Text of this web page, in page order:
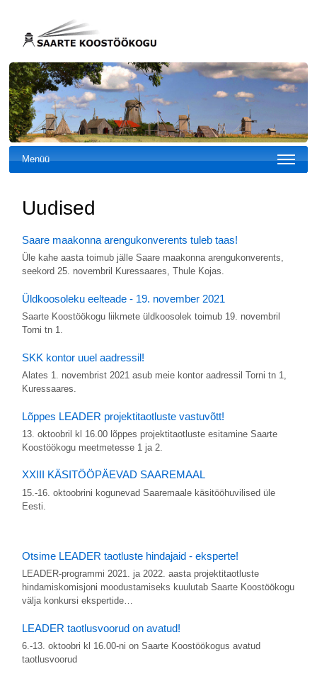
Menüü
Uudised
Saare maakonna arengukonverents tuleb taas!
Üle kahe aasta toimub jälle Saare maakonna arengukonverents,
seekord 25. novembril Kuressaares, Thule Kojas.
Üldkoosoleku eelteade - 19. november 2021
Saarte Koostöökogu liikmete üldkoosolek toimub 19. novembril
Torni tn 1.
SKK kontor uuel aadressil!
Alates 1. novembrist 2021 asub meie kontor aadressil Torni tn 1,
Kuressaares.
Lõppes LEADER projektitaotluste vastuvõtt!
13. oktoobril kl 16.00 lõppes projektitaotluste esitamine Saarte
Koostöökogu meetmetesse 1 ja 2.
XXIII KÄSITÖÖPÄEVAD SAAREMAAL
15.-16. oktoobrini kogunevad Saaremaale käsitööhuvilised üle
Eesti.
Otsime LEADER taotluste hindajaid - eksperte!
LEADER-programmi 2021. ja 2022. aasta projektitaotluste
hindamiskomisjoni moodustamiseks kuulutab Saarte Koostöökogu
välja konkursi ekspertide…
LEADER taotlusvoorud on avatud!
6.-13. oktoobri kl 16.00-ni on Saarte Koostöökogus avatud
taotlusvoorud